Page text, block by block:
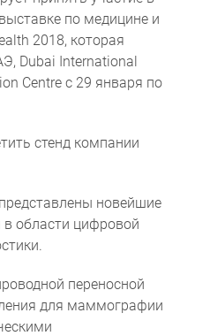
по медицине и
2018, которая
Dubai International
Centre с 29 января по
стенд компании
новейшие
области цифровой
переносной
для маммографии